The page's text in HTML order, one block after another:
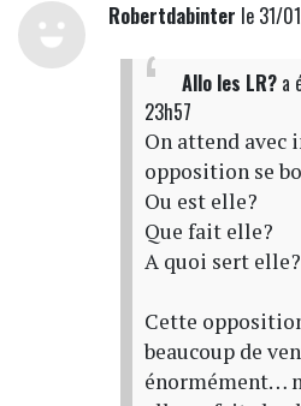
Robertdabinter le 31/
Allo les LR?a
23h57
On attend avec
opposition se
Ou est elle?
Que fait elle?
A quoi sert elle?
Cette
beaucoup de
énormément…